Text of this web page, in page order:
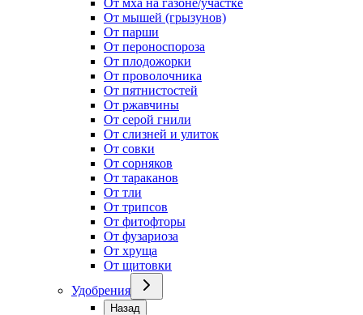
От мышей (грызунов)
От парши
От пероноспороза
От плодожорки
От проволочника
От пятнистостей
От ржавчины
От серой гнили
От слизней и улиток
От совки
От сорняков
От тараканов
От тли
От трипсов
От фитофторы
От фузариоза
От хруща
От щитовки
Удобрения
Назад